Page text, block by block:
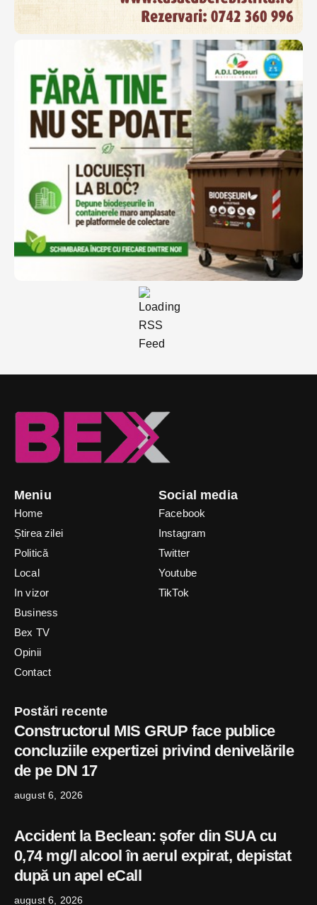
Meniu
Home
Știrea zilei
Politică
Local
In vizor
Business
Bex TV
Opinii
Contact
Social media
Facebook
Instagram
Twitter
Youtube
TikTok
Postări recente
Constructorul MIS GRUP face publice
concluziile expertizei privind denivelările
de pe DN 17
august 6, 2026
Accident la Beclean: șofer din SUA cu
0,74 mg/l alcool în aerul expirat, depistat
după un apel eCall
august 6, 2026